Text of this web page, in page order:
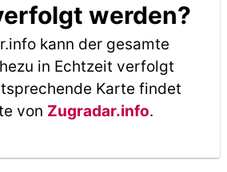
werden?
kann der gesamte
in Echtzeit verfolgt
Karte findet
von Zugradar.info.